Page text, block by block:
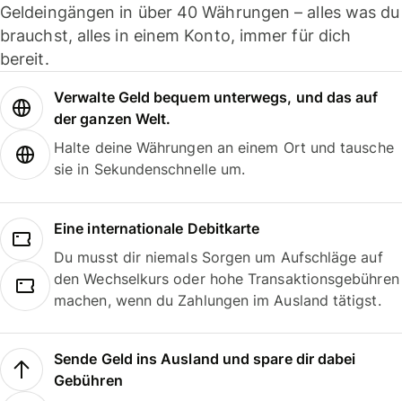
Geldeingängen in über 40 Währungen – alles was du
brauchst, alles in einem Konto, immer für dich
bereit.
Verwalte Geld bequem unterwegs, und das auf
der ganzen Welt.
Halte deine Währungen an einem Ort und tausche
sie in Sekundenschnelle um.
Eine internationale Debitkarte
Du musst dir niemals Sorgen um Aufschläge auf
den Wechselkurs oder hohe Transaktionsgebühren
machen, wenn du Zahlungen im Ausland tätigst.
Sende Geld ins Ausland und spare dir dabei
Gebühren